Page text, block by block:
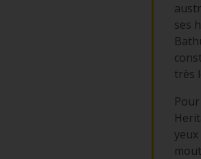
ses
très